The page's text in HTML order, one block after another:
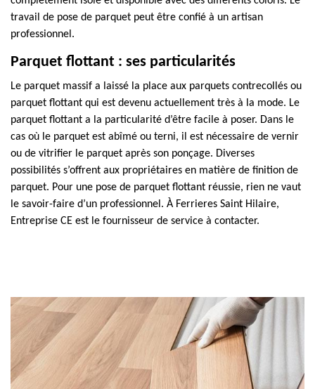
travail de pose de parquet peut être confié à un artisan
professionnel.
Parquet flottant : ses particularités
Le parquet massif a laissé la place aux parquets contrecollés ou
parquet flottant qui est devenu actuellement très à la mode. Le
parquet flottant a la particularité d’être facile à poser. Dans le
cas où le parquet est abîmé ou terni, il est nécessaire de vernir
ou de vitrifier le parquet après son ponçage. Diverses
possibilités s’offrent aux propriétaires en matière de finition de
parquet. Pour une pose de parquet flottant réussie, rien ne vaut
le savoir-faire d’un professionnel. À Ferrieres Saint Hilaire,
Entreprise CE est le fournisseur de service à contacter.